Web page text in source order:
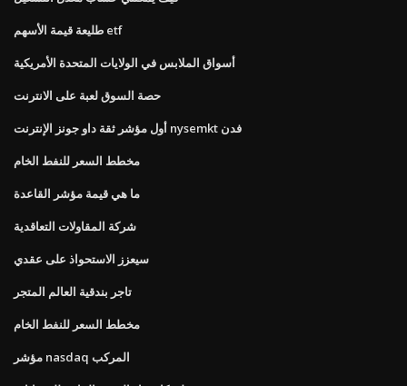
طليعة قيمة الأسهم etf
أسواق الملابس في الولايات المتحدة الأمريكية
حصة السوق لعبة على الانترنت
أول مؤشر ثقة داو جونز الإنترنت nysemkt فدن
مخطط السعر للنفط الخام
ما هي قيمة مؤشر القاعدة
شركة المقاولات التعاقدية
سيعزز الاستحواذ على عقدي
تاجر بندقية العالم المتجر
مخطط السعر للنفط الخام
مؤشر nasdaq المركب